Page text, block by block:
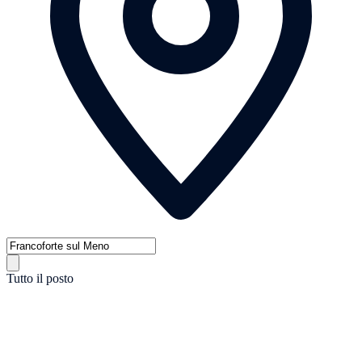
Tutto il posto